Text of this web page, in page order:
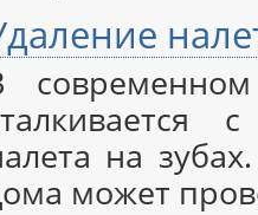
на
может